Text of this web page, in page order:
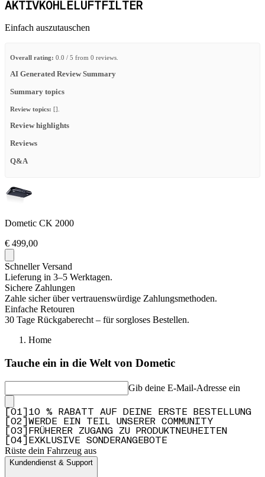
AKTIVKOHLELUFTFILTER
Einfach auszutauschen
Overall rating: 0.0 / 5 from 0 reviews.
AI Generated Review Summary
Summary topics
Review topics: [].
Review highlights
Reviews
Q&A
Dometic CK 2000
€ 499,00
Schneller Versand
Lieferung in 3–5 Werktagen.
Sichere Zahlungen
Zahle sicher über vertrauenswürdige Zahlungsmethoden.
Einfache Retouren
30 Tage Rückgaberecht – für sorgloses Bestellen.
Home
Tauche ein in die Welt von Dometic
Gib deine E-Mail-Adresse ein
01
10 % RABATT AUF DEINE ERSTE BESTELLUNG
02
WERDE EIN TEIL UNSERER COMMUNITY
03
FRÜHERER ZUGANG ZU PRODUKTNEUHEITEN
04 EXKLUSIVE SONDERANGEBOTE
Rüste dein Fahrzeug aus
Kundendienst & Support